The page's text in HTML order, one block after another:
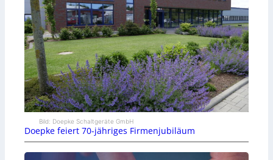
Bild: Doepke Schaltgeräte GmbH
Doepke feiert 70-jähriges Firmenjubiläum